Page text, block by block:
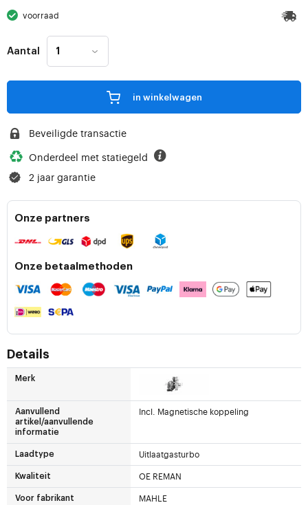
voorraad
Aantal
in winkelwagen
Beveiligde transactie
Onderdeel met statiegeld
2 jaar garantie
Onze partners
Onze betaalmethoden
Details
Merk
Aanvullend
artikel/aanvullende
informatie
Incl. Magnetische koppeling
Laadtype Uitlaatgasturbo
Kwaliteit OE REMAN
Voor fabrikant MAHLE